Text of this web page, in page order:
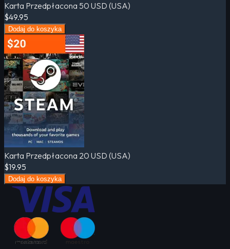
Karta Przedpłacona 50 USD (USA)
$49.95
Dodaj do koszyka
Karta Przedpłacona 20 USD (USA)
$19.95
Dodaj do koszyka